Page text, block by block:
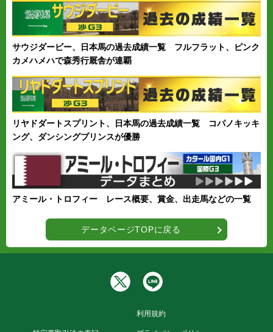
サウジダービー、日本馬の過去成績一覧 フルフラット、ピンク
カメハメハで森秀行厩舎が連覇
リヤドダートスプリント、日本馬の過去成績一覧 コパノキッキ
ング、ダンシングプリンスが優勝
アミール・トロフィー レース概要、賞金、出走馬などの一覧
データページTOPに戻る
利用規約